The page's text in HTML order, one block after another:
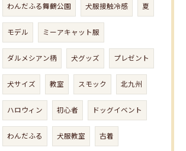
わんだふる舞鶴公園 犬服接触冷感 夏
モデル ミーアキャット服
ダルメシアン柄 犬グッズ プレゼント
犬サイズ 教室 スモック 北九州
ハロウィン 初心者 ドッグイベント
わんだふる 犬服教室 古着